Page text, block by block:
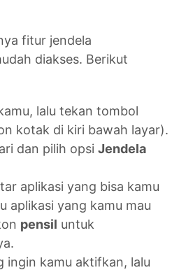
fitur jendela
diakses. Berikut
lalu tekan tombol
kotak di kiri bawah layar).
dan pilih opsi Jendela
aplikasi yang bisa kamu
aplikasi yang kamu mau
pensil untuk
ingin kamu aktifkan, lalu